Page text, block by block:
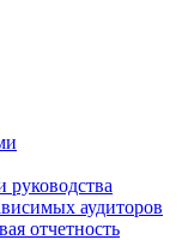
руководства
аудиторов
отчетность